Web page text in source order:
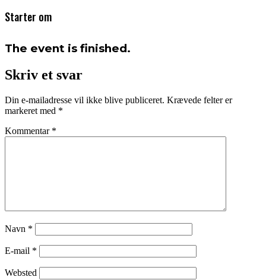
Starter om
The event is finished.
Skriv et svar
Din e-mailadresse vil ikke blive publiceret. Krævede felter er
markeret med *
Kommentar *
Navn *
E-mail *
Websted